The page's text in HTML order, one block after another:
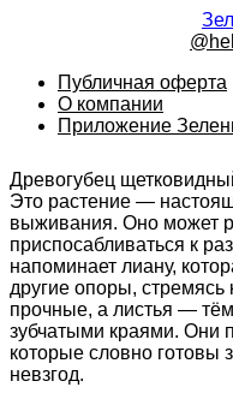
Публичная оферта
О компании
Приложение
Древогубец
Это растение —
выживания. Оно может
приспосабливаться к
напоминает лиану,
другие опоры, стремясь
прочные, а листья —
зубчатыми краями. Они
которые словно готовы
невзгод.